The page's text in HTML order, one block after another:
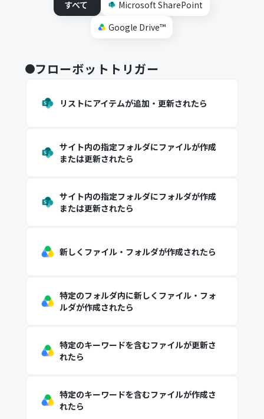
すべて
Microsoft SharePoint
Google Drive™
フローボットトリガー
リストにアイテムが追加・更新されたら
サイト内の指定フォルダにファイルが作成
または更新されたら
サイト内の指定フォルダにフォルダが作成
または更新されたら
新しくファイル・フォルダが作成されたら
特定のフォルダ内に新しくファイル・フォ
ルダが作成されたら
特定のキーワードを含むファイルが更新さ
れたら
特定のキーワードを含むファイルが作成さ
れたら